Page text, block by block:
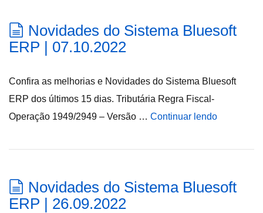
Novidades do Sistema Bluesoft
ERP | 07.10.2022
Confira as melhorias e Novidades do Sistema Bluesoft
ERP dos últimos 15 dias. Tributária Regra Fiscal-
Operação 1949/2949 – Versão … Continuar lendo
Novidades do Sistema Bluesoft
ERP | 26.09.2022